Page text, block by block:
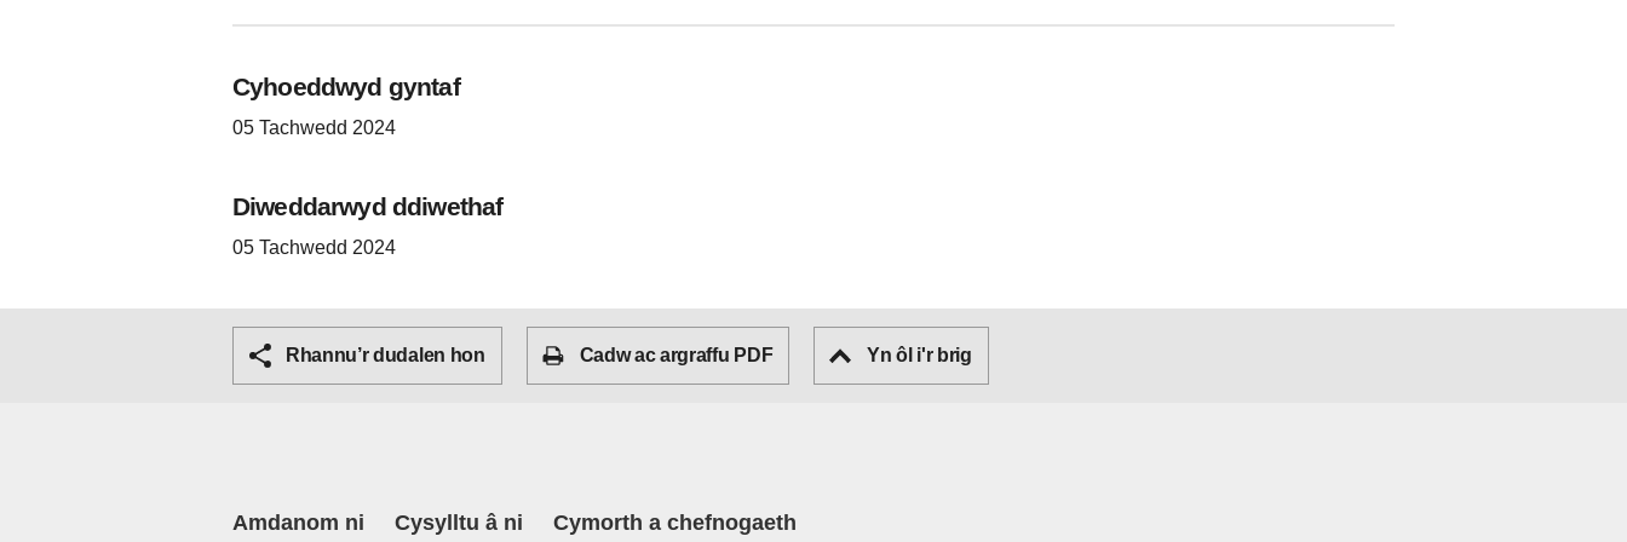
Cyhoeddwyd gyntaf
05 Tachwedd 2024
Diweddarwyd ddiwethaf
05 Tachwedd 2024
Rhannu’r dudalen hon Cadw ac argraffu PDF Yn ôl i'r brig
Amdanom ni Cysylltu â ni Cymorth a chefnogaeth